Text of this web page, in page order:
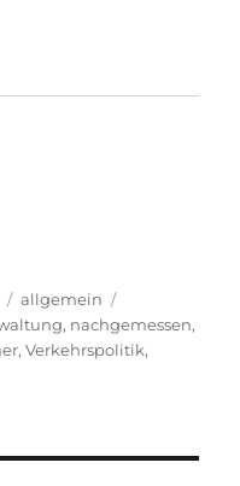
Kategorien
allgemein
, nachgemessen,
,Verkehrspolitik,